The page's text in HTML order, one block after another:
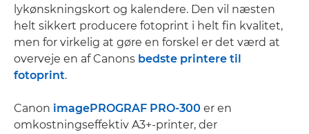
lykønskningskort og kalendere. Den vil næsten
helt sikkert producere fotoprint i helt fin kvalitet,
men for virkelig at gøre en forskel er det værd at
overveje en af Canons bedste printere til
fotoprint.
Canon imagePROGRAF PRO-300 er en
omkostningseffektiv A3+-printer, der